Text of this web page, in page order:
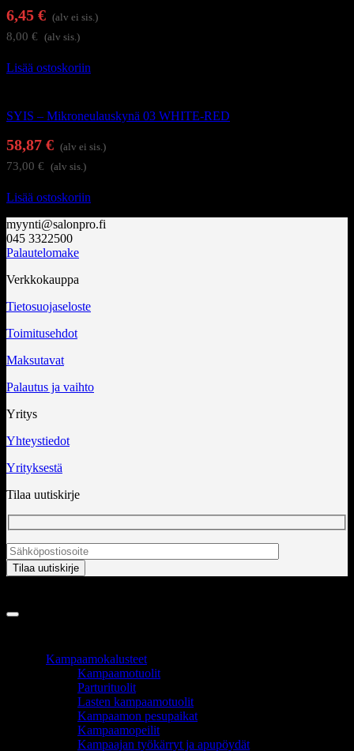
6,45 € (alv ei sis.)
8,00 € (alv sis.)
Lisää ostoskoriin
SYIS – Mikroneulauskynä 03 WHITE-RED
58,87 € (alv ei sis.)
73,00 € (alv sis.)
Lisää ostoskoriin
myynti@salonpro.fi
045 3322500
Palautelomake
Verkkokauppa
Tietosuojaseloste
Toimitusehdot
Maksutavat
Palautus ja vaihto
Yritys
Yhteystiedot
Yrityksestä
Tilaa uutiskirje
Kampaamokalusteet
Kampaamotuolit
Parturituolit
Lasten kampaamotuolit
Kampaamon pesupaikat
Kampaamopeilit
Kampaajan työkärryt ja apupöydät